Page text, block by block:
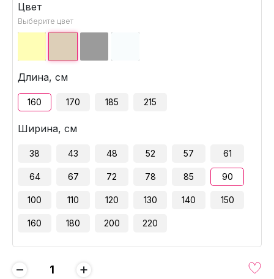
Цвет
Выберите цвет
Длина, см
160 170 185 215
Ширина, см
38 43 48 52 57 61
64 67 72 78 85 90
100 110 120 130 140 150
160 180 200 220
− +